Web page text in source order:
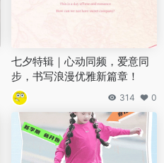
七夕特辑｜心动同频，爱意同
步，书写浪漫优雅新篇章！
314 0